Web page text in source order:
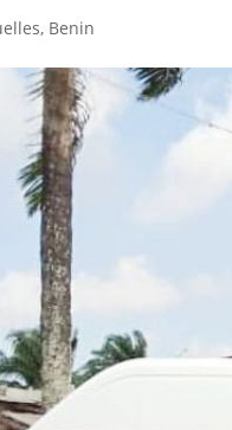
, Benin